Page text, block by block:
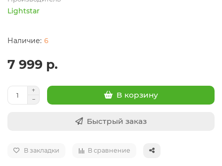
Lightstar
6
7 999 р.
В корзину
Быстрый заказ
В закладки В сравнение